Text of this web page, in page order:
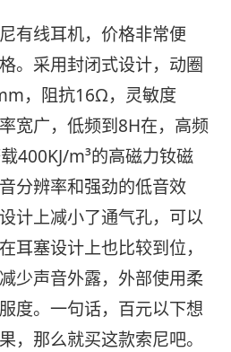
有线耳机，价格非常便
。采用封闭式设计，动圈
，阻抗16Ω，灵敏度
宽广，低频到8H在，高频
400KJ/m³的高磁力钕磁
分辨率和强劲的低音效
计上减小了通气孔，可以
耳塞设计上也比较到位，
少声音外露，外部使用柔
度。一句话，百元以下想
，那么就买这款索尼吧。